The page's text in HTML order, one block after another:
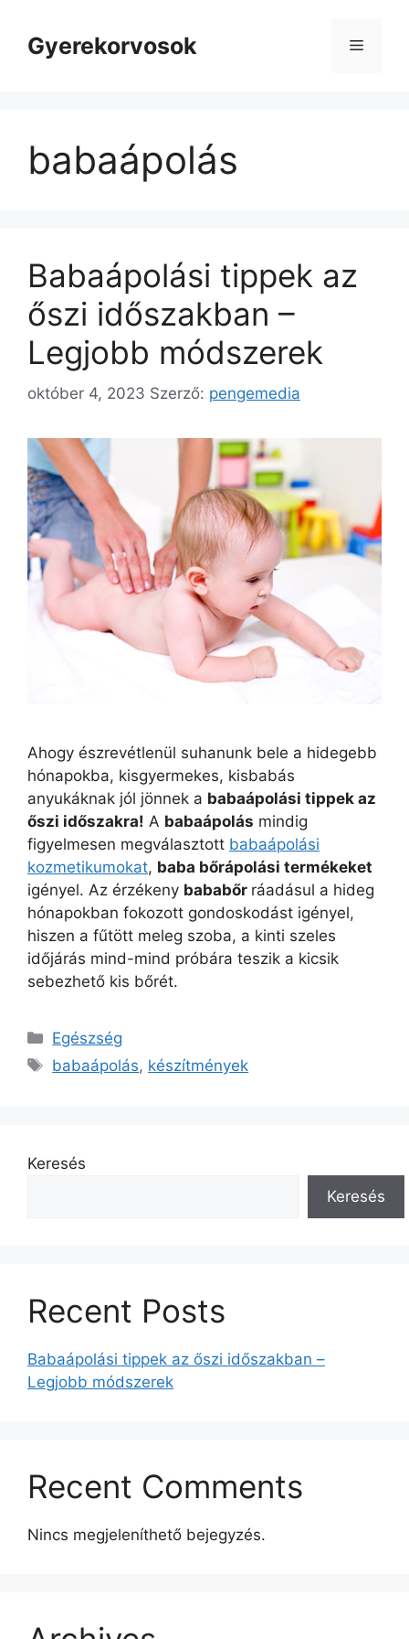
tartalomba
Gyerekorvosok Menü
babaápolás
Babaápolási tippek az
őszi időszakban –
Legjobb módszerek
október 4, 2023 Szerző: pengemedia
Ahogy észrevétlenül suhanunk bele a hidegebb
hónapokba, kisgyermekes, kisbabás
anyukáknak jól jönnek a babaápolási tippek az
őszi időszakra! A babaápolás mindig
figyelmesen megválasztott babaápolási
kozmetikumokat, baba bőrápolási termékeket
igényel. Az érzékeny bababőr ráadásul a hideg
hónapokban fokozott gondoskodást igényel,
hiszen a fűtött meleg szoba, a kinti szeles
időjárás mind-mind próbára teszik a kicsik
sebezhető kis bőrét.
Kategória
Egészség
Címkék
babaápolás, készítmények
Keresés
Keresés
Recent Posts
Babaápolási tippek az őszi időszakban –
Legjobb módszerek
Recent Comments
Nincs megjeleníthető bejegyzés.